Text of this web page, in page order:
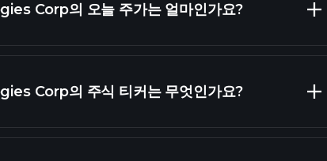
Corp의 오늘 주가는 얼마인가요?
Corp의 주식 티커는 무엇인가요?